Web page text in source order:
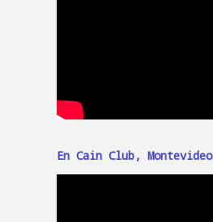
En Cain Club, Montevideo